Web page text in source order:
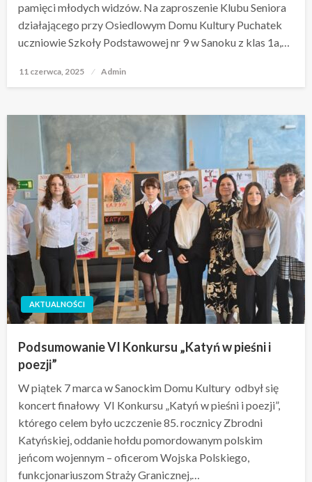
pamięci młodych widzów. Na zaproszenie Klubu Seniora
działającego przy Osiedlowym Domu Kultury Puchatek
uczniowie Szkoły Podstawowej nr 9 w Sanoku z klas 1a,…
Opublikowane
11 czerwca, 2025 Admin
AKTUALNOŚCI
Podsumowanie VI Konkursu „Katyń w pieśni i
poezji”
W piątek 7 marca w Sanockim Domu Kultury odbył się
koncert finałowy VI Konkursu „Katyń w pieśni i poezji”,
którego celem było uczczenie 85. rocznicy Zbrodni
Katyńskiej, oddanie hołdu pomordowanym polskim
jeńcom wojennym – oficerom Wojska Polskiego,
funkcjonariuszom Straży Granicznej,…